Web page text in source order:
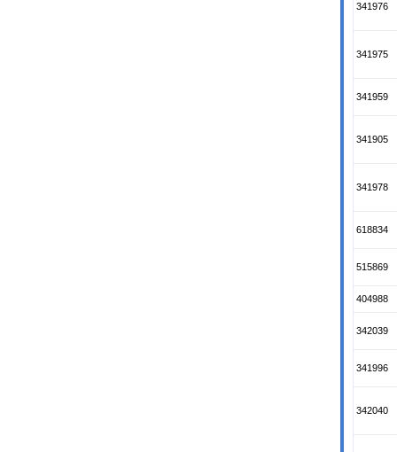
341976
341975
341959
341905
341978
618834
515869
404988
342039
341996
342040